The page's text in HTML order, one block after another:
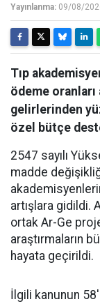
Yayınlanma: 09/08/
Tıp
ödeme
gelirlerinden
özel bütçe
2547 sayılı
madde
artışlara gidildi.
ortak Ar-Ge
araştırmaların
hayata geçirildi.
​İlgili kanunun